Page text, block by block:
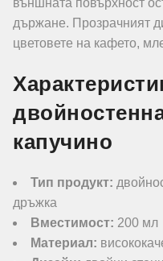
външната повърхност
държане. Прозрачният
цветовете на кафето,
капучино
Тип продукт:
дръжка
Вместимост: 200 мл
Материал: